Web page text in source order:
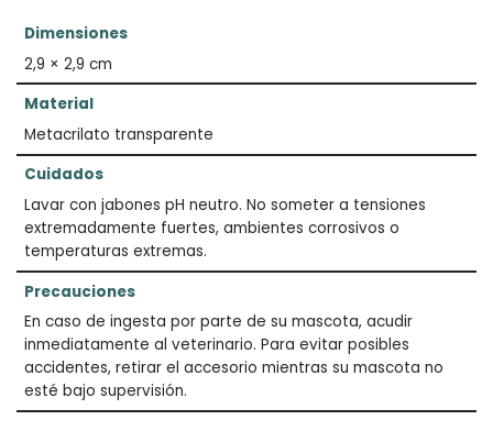
Dimensiones
2,9 × 2,9 cm
Material
Metacrilato transparente
Cuidados
Lavar con jabones pH neutro. No someter a tensiones
extremadamente fuertes, ambientes corrosivos o
temperaturas extremas.
Precauciones
En caso de ingesta por parte de su mascota, acudir
inmediatamente al veterinario. Para evitar posibles
accidentes, retirar el accesorio mientras su mascota no
esté bajo supervisión.